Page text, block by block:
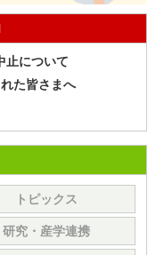
止について
た皆さまへ
トピックス
研究・産学連携